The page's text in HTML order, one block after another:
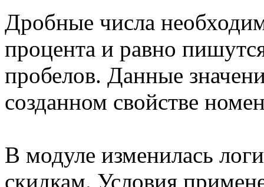
Дробные числа
процента и равно
пробелов. Данные
созданном свойстве
В модуле изменилась
скидкам. Условия